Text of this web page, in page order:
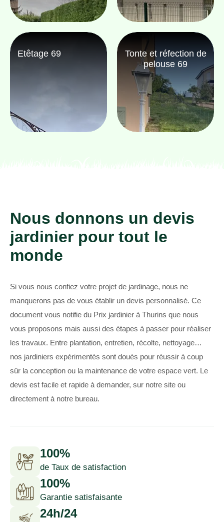
Etêtage 69
Tonte et réfection de
pelouse 69
Nous donnons un devis
jardinier pour tout le
monde
Si vous nous confiez votre projet de jardinage, nous ne
manquerons pas de vous établir un devis personnalisé. Ce
document vous notifie du Prix jardinier à Thurins que nous
vous proposons mais aussi des étapes à passer pour réaliser
les travaux. Entre plantation, entretien, récolte, nettoyage…
nos jardiniers expérimentés sont doués pour réussir à coup
sûr la conception ou la maintenance de votre espace vert. Le
devis est facile et rapide à demander, sur notre site ou
directement à notre bureau.
100%
de Taux de satisfaction
100%
Garantie satisfaisante
24h/24